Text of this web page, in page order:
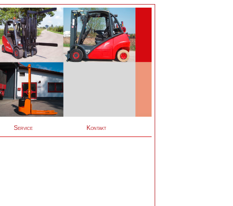
Service Kontakt